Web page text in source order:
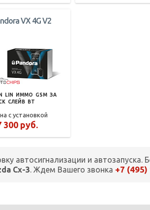
VX 4G V2
LIN ИММО GSM ЗА
СЛЕЙВ BT
с установкой
300 руб.
автосигнализации и автозапуска.
Cx-3. Ждем Вашего звонка +7